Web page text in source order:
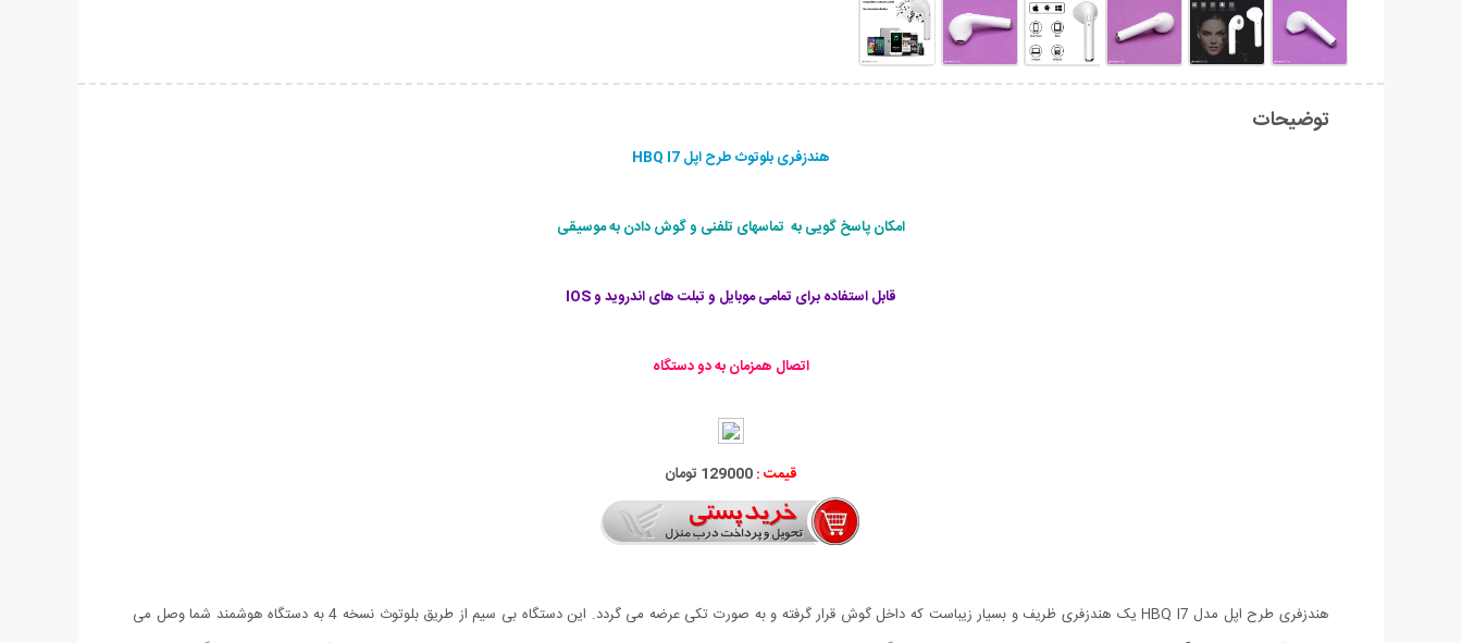
توضیحات
هندزفری بلوتوث طرح اپل HBQ I7
امکان پاسخ گویی به تماسهای تلفنی و گوش دادن به موسیقی
قابل استفاده برای تمامی موبایل و تبلت های اندروید و IOS
اتصال همزمان به دو دستگاه
قیمت :129000 تومان
هندزفری طرح اپل مدل HBQ I7 یک هندزفری ظریف و بسیار زیباست که داخل گوش قرار گرفته و به صورت تکی عرضه می گردد. این دستگاه بی سیم از طریق بلوتوث نسخه 4 به دستگاه هوشمند شما وصل می